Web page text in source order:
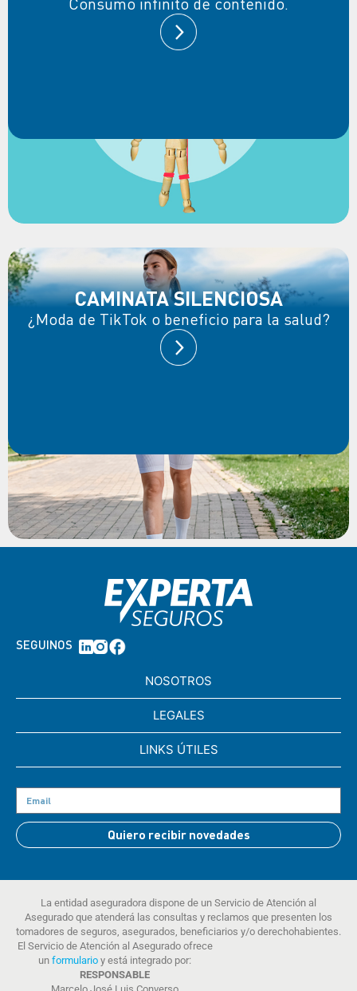
CAMINATA SILENCIOSA
¿Moda de TikTok o beneficio para la salud?
SEGUINOS
NOSOTROS
LEGALES
LINKS ÚTILES
Quiero recibir novedades
La entidad aseguradora dispone de un Servicio de Atención al
Asegurado que atenderá las consultas y reclamos que presenten los
tomadores de seguros, asegurados, beneficiarios y/o derechohabientes.
El Servicio de Atención al Asegurado ofrece
un formulario y está integrado por:
RESPONSABLE